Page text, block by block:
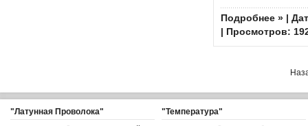
Подробнее » |
| Просмотров:
"Латунная Проволока" "Температура"